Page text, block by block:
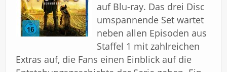
auf Blu-ray. Das drei Disc
umspannende Set wartet
neben allen Episoden aus
Staffel 1 mit zahlreichen
Extras auf, die Fans einen Einblick auf die